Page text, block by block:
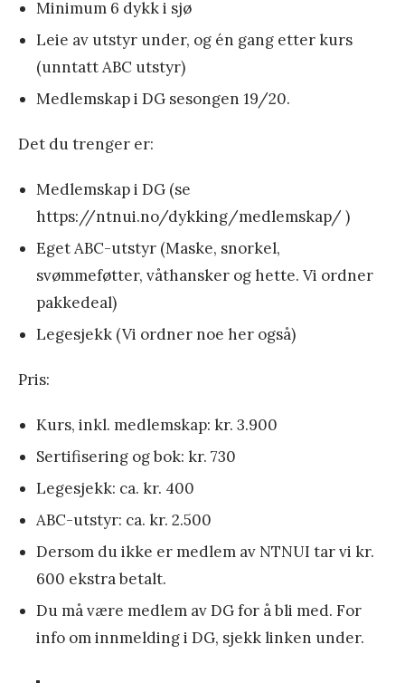
Minimum 6 dykk i sjø
Leie av utstyr under, og én gang etter kurs
(unntatt ABC utstyr)
Medlemskap i DG sesongen 19/20.
Det du trenger er:
Medlemskap i DG (se
https://ntnui.no/dykking/medlemskap/ )
Eget ABC-utstyr (Maske, snorkel,
svømmeføtter, våthansker og hette. Vi ordner
pakkedeal)
Legesjekk (Vi ordner noe her også)
Pris:
Kurs, inkl. medlemskap: kr. 3.900
Sertifisering og bok: kr. 730
Legesjekk: ca. kr. 400
ABC-utstyr: ca. kr. 2.500
Dersom du ikke er medlem av NTNUI tar vi kr.
600 ekstra betalt.
Du må være medlem av DG for å bli med. For
info om innmelding i DG, sjekk linken under.